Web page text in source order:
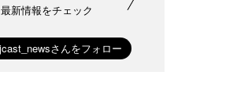
最新情報をチェック